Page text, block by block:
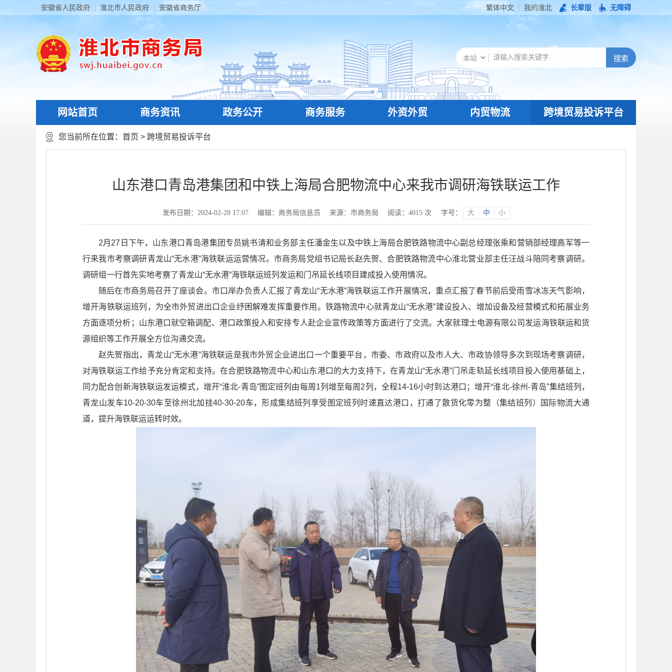
安徽省人民政府 淮北市人民政府 安徽省商务厅 繁体中文 我的淮北 长辈版 无障碍
网站首页 商务资讯 政务公开 商务服务 外资外贸 内贸物流 跨境贸易投诉平台
您当前所在位置： 首页 > 跨境贸易投诉平台
山东港口青岛港集团和中铁上海局合肥物流中心来我市调研海铁联运工作
发布日期：2024-02-28 17:07 编辑：商务局信息员 来源：市商务局 阅读： 4015次 字号： 大 中 小
2月27日下午，山东港口青岛港集团专员姚书清和业务部主任潘金生以及中铁上海局合肥铁路物流中心副总经理张乘和营销部经理高军等一
行来我市考察调研青龙山“无水港”海铁联运运营情况。市商务局党组书记局长赵先贺、合肥铁路物流中心淮北营业部主任汪战斗陪同考察调研。
调研组一行首先实地考察了青龙山“无水港”海铁联运班列发运和门吊延长线项目建成投入使用情况。
随后在市商务局召开了座谈会。市口岸办负责人汇报了青龙山“无水港”海铁联运工作开展情况，重点汇报了春节前后受雨雪冰冻天气影响，
增开海铁联运班列，为全市外贸进出口企业纾困解难发挥重要作用。铁路物流中心就青龙山“无水港”建设投入、增加设备及经营模式和拓展业务
方面逐项分析；山东港口就空箱调配、港口政策投入和安排专人赴企业宣传政策等方面进行了交流。大家就理士电源有限公司发运海铁联运和货
源组织等工作开展全方位沟通交流。
赵先贺指出，青龙山“无水港”海铁联运是我市外贸企业进出口一个重要平台，市委、市政府以及市人大、市政协领导多次到现场考察调研，
对海铁联运工作给予充分肯定和支持。在合肥铁路物流中心和山东港口的大力支持下，在青龙山“无水港”门吊走轨延长线项目投入使用基础上，
同力配合创新海铁联运发运模式，增开“淮北-青岛”图定班列由每周1列增至每周2列，全程14-16小时到达港口；增开“淮北-徐州-青岛”集结班列，
青龙山发车10-20-30车至徐州北加挂40-30-20车，形成集结班列享受图定班列时速直达港口，打通了散货化零为整（集结班列）国际物流大通
道，提升海铁联运运转时效。